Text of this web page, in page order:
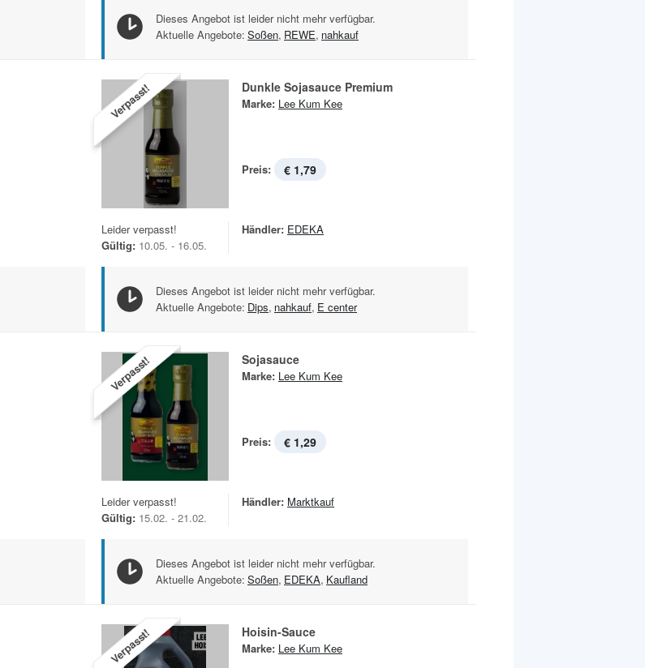
Dieses Angebot ist leider nicht mehr verfügbar.
Aktuelle Angebote: Soßen, REWE, nahkauf
Verpasst! Dunkle Sojasauce Premium
Marke: Lee Kum Kee
Preis: € 1,79
Leider verpasst!
Gültig: 10.05. - 16.05.
Händler: EDEKA
Dieses Angebot ist leider nicht mehr verfügbar.
Aktuelle Angebote: Dips, nahkauf, E center
Verpasst! Sojasauce
Marke: Lee Kum Kee
Preis: € 1,29
Leider verpasst!
Gültig: 15.02. - 21.02.
Händler: Marktkauf
Dieses Angebot ist leider nicht mehr verfügbar.
Aktuelle Angebote: Soßen, EDEKA, Kaufland
Verpasst! Hoisin-Sauce
Marke: Lee Kum Kee